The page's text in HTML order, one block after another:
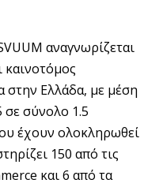
αναγνωρίζεται
καινοτόμος
στην Ελλάδα, με μέση
σε σύνολο 1.5
έχουν ολοκληρωθεί
150 από τις
και 6 από τα